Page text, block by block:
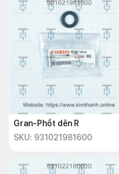
Gran-Phốt dên R
SKU: 931021981600